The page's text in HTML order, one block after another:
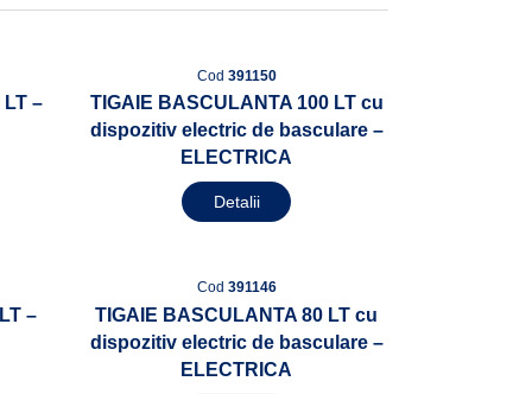
–
Cod 391150
TIGAIE BASCULANTA 100 LT cu
dispozitiv electric de basculare –
ELECTRICA
Detalii
–
Cod 391146
TIGAIE BASCULANTA 80 LT cu
dispozitiv electric de basculare –
ELECTRICA